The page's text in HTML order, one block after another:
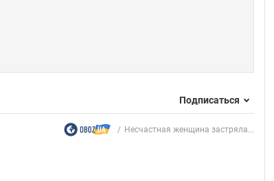
Подписаться
Несчастная женщина застряла...